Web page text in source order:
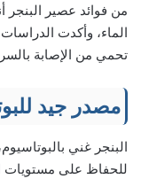
من فوائد عصير البنجر
الماء، وأكدت
تحمي من الإصابة
مصدر جيد
البنجر غني
للحفاظ على مستويات